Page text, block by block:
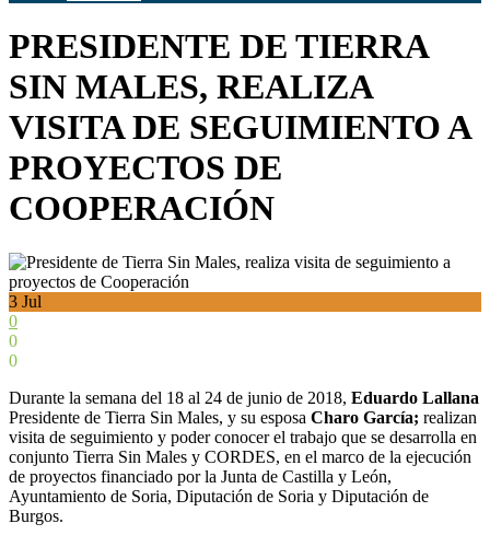
PRESIDENTE DE TIERRA
SIN MALES, REALIZA
VISITA DE SEGUIMIENTO A
PROYECTOS DE
COOPERACIÓN
3 Jul
0
0
0
Durante la semana del 18 al 24 de junio de 2018, Eduardo Lallana
Presidente de Tierra Sin Males, y su esposa Charo García; realizan
visita de seguimiento y poder conocer el trabajo que se desarrolla en
conjunto Tierra Sin Males y CORDES, en el marco de la ejecución
de proyectos financiado por la Junta de Castilla y León,
Ayuntamiento de Soria, Diputación de Soria y Diputación de
Burgos.